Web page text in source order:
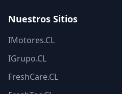
Nuestros Sitios
IMotores.CL
IGrupo.CL
FreshCare.CL